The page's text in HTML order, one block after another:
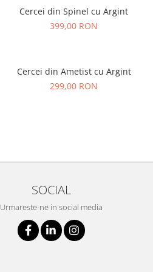
Cercei din Spinel cu Argint
399,00 RON
Cercei din Ametist cu Argint
299,00 RON
SOCIAL
Urmareste-ne in social media